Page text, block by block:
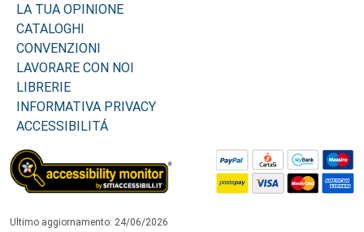
LA TUA OPINIONE
CATALOGHI
CONVENZIONI
LAVORARE CON NOI
LIBRERIE
INFORMATIVA PRIVACY
ACCESSIBILITÁ
Ultimo aggiornamento: 24/06/2026